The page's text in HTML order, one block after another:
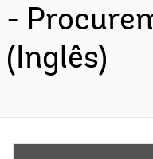
-
(Inglês)